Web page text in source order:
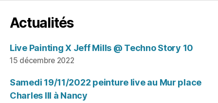
Actualités
Live Painting X Jeff Mills @ Techno Story 10
15 décembre 2022
Samedi 19/11/2022 peinture live au Mur place
Charles III à Nancy